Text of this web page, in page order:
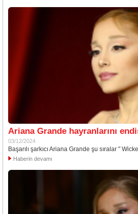
Ariana Grande hayranlarını
03/12/2024
Başarılı şarkıcı Ariana Grande şu sıralar "
Haberin devamı